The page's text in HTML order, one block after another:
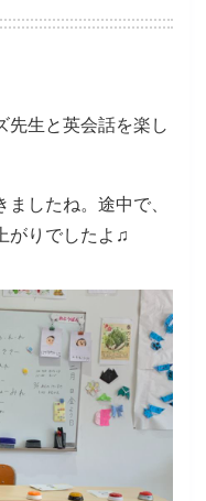
先生と英会話を楽し
したね。途中で、
がりでしたよ♫